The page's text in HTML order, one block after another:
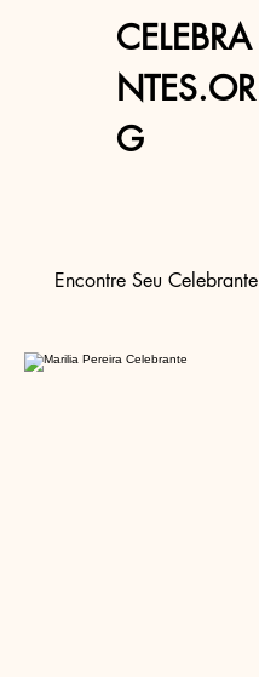
Encontre Seu Celebrante
CELEBRA
NTES.OR
G